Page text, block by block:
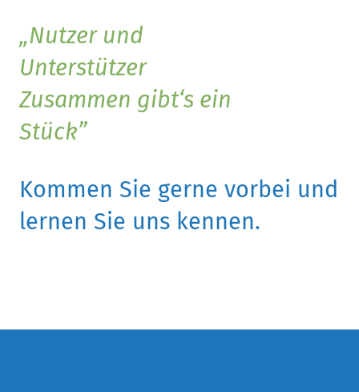
Nutzer und
Unterstützer
Zusammen gibt‘s ein
Stück
Kommen Sie gerne vorbei und
lernen Sie uns kennen.